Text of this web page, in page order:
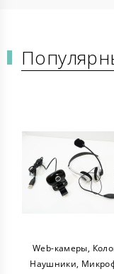
Web-камеры,
Наушники,